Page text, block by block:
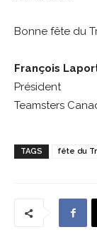
Bonne fête du
François
Président
Teamsters
TAGS fête du